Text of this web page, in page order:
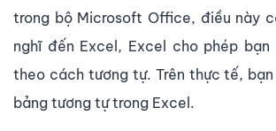
trong bộ Microsoft Office, điều này
nghĩ đến Excel, Excel cho phép
theo cách tương tự. Trên thực tế,
bảng tương tự trong Excel.